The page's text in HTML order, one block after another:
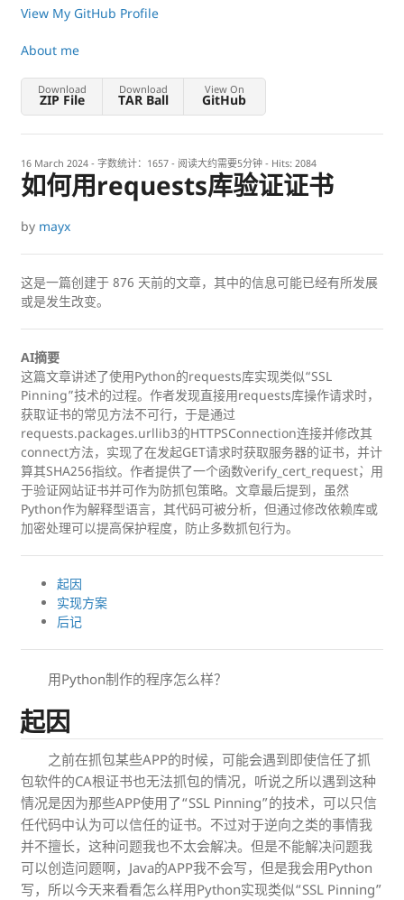
View My GitHub Profile
About me
Download
ZIP File
Download
TAR Ball
View On
GitHub
16 March 2024 - 字数统计：1657 - 阅读大约需要5分钟 - Hits: 2084
如何用requests库验证证书
by mayx
这是一篇创建于 876 天前的文章，其中的信息可能已经有所发展
或是发生改变。
AI摘要
这篇文章讲述了使用Python的requests库实现类似“SSL
Pinning”技术的过程。作者发现直接用requests库操作请求时，
获取证书的常见方法不可行，于是通过
requests.packages.urllib3的HTTPSConnection连接并修改其
connect方法，实现了在发起GET请求时获取服务器的证书，并计
算其SHA256指纹。作者提供了一个函数`verify_cert_request`，用
于验证网站证书并可作为防抓包策略。文章最后提到，虽然
Python作为解释型语言，其代码可被分析，但通过修改依赖库或
加密处理可以提高保护程度，防止多数抓包行为。
起因
实现方案
后记
用Python制作的程序怎么样？
起因
之前在抓包某些APP的时候，可能会遇到即使信任了抓
包软件的CA根证书也无法抓包的情况，听说之所以遇到这种
情况是因为那些APP使用了“SSL Pinning”的技术，可以只信
任代码中认为可以信任的证书。不过对于逆向之类的事情我
并不擅长，这种问题我也不太会解决。但是不能解决问题我
可以创造问题啊，Java的APP我不会写，但是我会用Python
写，所以今天来看看怎么样用Python实现类似“SSL Pinning”